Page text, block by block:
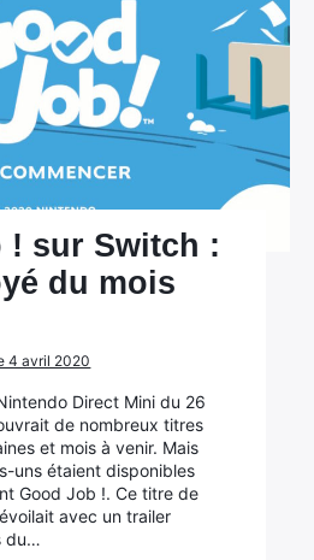
! sur Switch :
du mois
4 avril 2020
Direct Mini du 26
de nombreux titres
et mois à venir. Mais
uns étaient disponibles
Good Job !. Ce titre de
avec un trailer
du…